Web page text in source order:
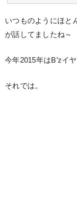
いつものようにほと
が話してましたね～
今年2015年はB’zイ
それでは。